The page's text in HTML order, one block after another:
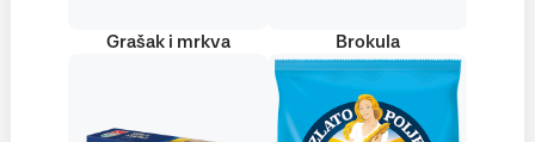
Grašak i mrkva Brokula